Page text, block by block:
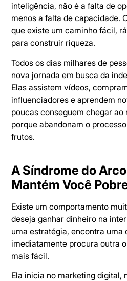
inteligência, não é a falta de
menos a falta de capacidade.
que existe um caminho fácil,
para construir riqueza.
Todos os dias milhares de
nova jornada em busca da
Elas assistem vídeos,
influenciadores e aprendem
poucas conseguem chegar ao
porque abandonam o
frutos.
A Síndrome do
Mantém Você
Existe um comportamento
deseja ganhar dinheiro na
uma estratégia, encontra uma
imediatamente procura outra
mais fácil.
Ela inicia no marketing digital,